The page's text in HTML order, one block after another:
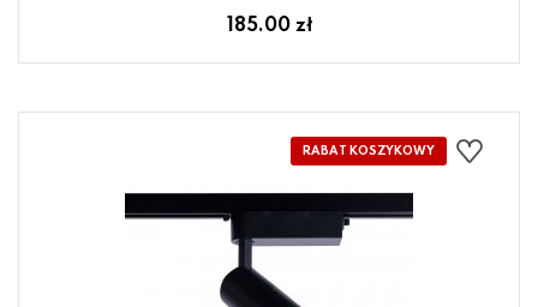
185.00 zł